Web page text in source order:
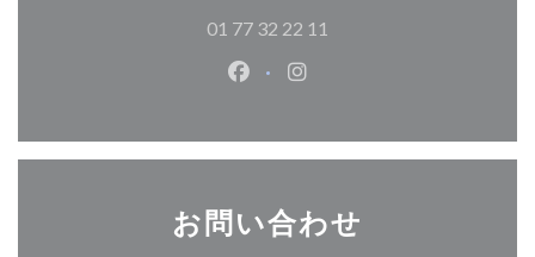
01 77 32 22 11
Facebook ((新しいウィンドウ
Instagram ((新しいウィ
お問い合わせ